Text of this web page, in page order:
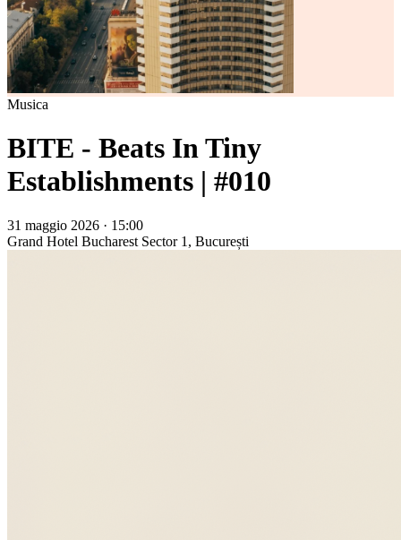
Musica
BITE - Beats In Tiny
Establishments | #010
31 maggio 2026 · 15:00
Grand Hotel Bucharest Sector 1, București